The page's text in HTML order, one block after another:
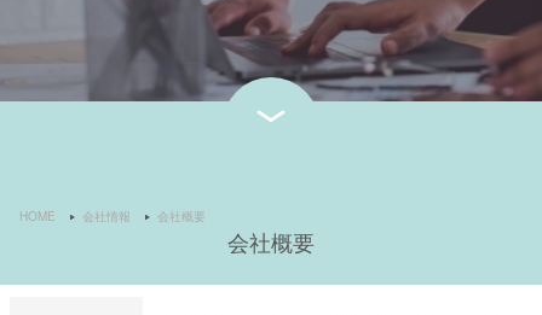
HOME 会社情報 会社概要
会社概要